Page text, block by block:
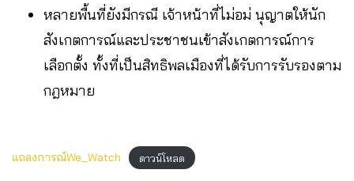
หลายพื้นที่ยังมีกรณี เจ้าหน้าที่ไม่อม่ นุญาตให้นัก
สังเกตการณ์และประชาชนเข้าสังเกตการณ์การ
เลือกตั้ง ทั้งที่เป็นสิทธิพลเมืองที่ได้รับการรับรองตาม
กฎหมาย
แถลงการณ์We_Watch ดาวน์โหลด